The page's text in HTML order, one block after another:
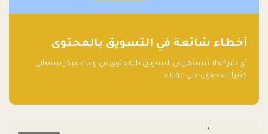
أخطاء شائعة في التسويق بالمحتوى
أي شركة لا تستثمر في التسويق بالمحتوى في وقت مبكر ستعاني
كثيراً للحصول على عملاء.